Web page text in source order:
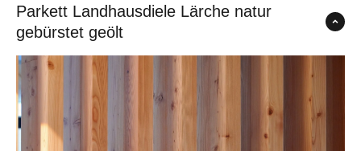
Parkett Landhausdiele Lärche natur
gebürstet geölt